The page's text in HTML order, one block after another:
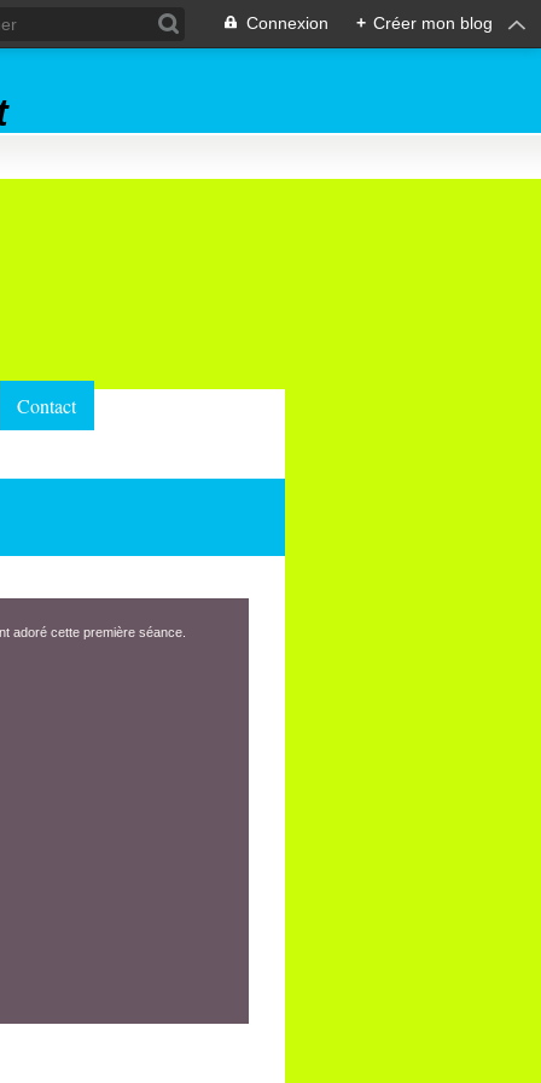
Connexion + Créer mon blog
Contact
adoré cette première séance.